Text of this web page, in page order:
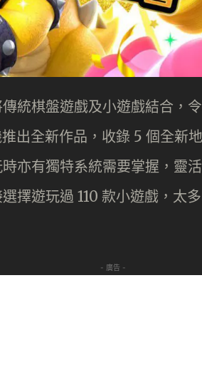
統棋盤遊戲及小遊戲結合，
出全新作品，收錄 5 個全新
亦有獨特系統需要掌握，靈
擇遊玩過 110 款小遊戲，太
- 廣告 -